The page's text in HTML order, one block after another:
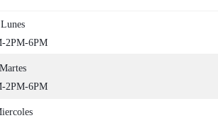
Lunes
2PM-6PM
Martes
2PM-6PM